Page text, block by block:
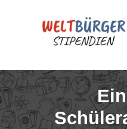
Stipendien